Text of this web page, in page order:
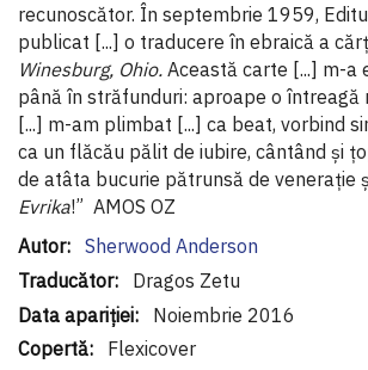
recunoscător. În septembrie 1959,
publicat [...] o traducere în ebraică a
Winesburg, Ohio. Această carte [...] m-a
până în străfunduri: aproape o întreagă
[...] m-am plimbat [...] ca beat, vorbind
ca un flăcău pălit de iubire, cântând și
de atâta bucurie pătrunsă de venerație
Evrika!” AMOS OZ
Informaţii
suplimentare
Sherwood Anderson
Dragos Zetu
Noiembrie 2016
Flexicover